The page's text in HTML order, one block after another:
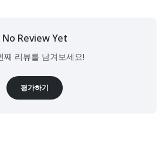
No Review Yet
째 리뷰를 남겨보세요!
평가하기